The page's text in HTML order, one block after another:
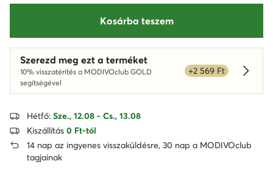
Kosárba teszem
Szerezd meg ezt a terméket
10% visszatérítés a MODIVOclub GOLD
segítségével
+2 569 Ft
Hétfő: Sze., 12.08 - Cs., 13.08
Kiszállítás 0 Ft-tól
14 nap az ingyenes visszaküldésre, 30 nap a MODIVOclub
tagjainak